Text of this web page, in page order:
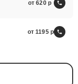
от 620
от 1195